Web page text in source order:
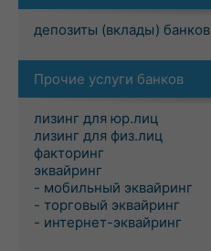
депозиты (вклады) банков
Прочие услуги банков
лизинг для юр.лиц
лизинг для физ.лиц
факторинг
эквайринг
- мобильный эквайринг
- торговый эквайринг
- интернет-эквайринг